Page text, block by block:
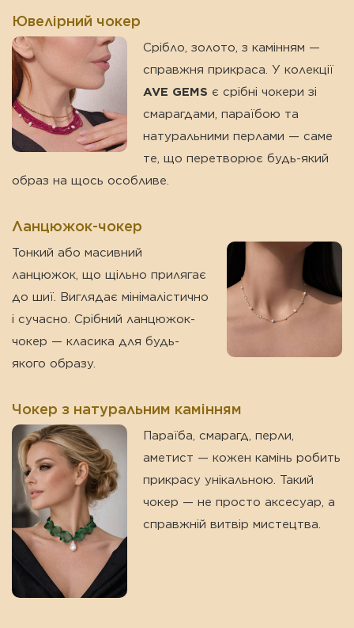
Ювелірний чокер
Срібло, золото, з камінням —
справжня прикраса. У колекції
AVE GEMS є срібні чокери зі
смарагдами, параїбою та
натуральними перлами — саме
те, що перетворює будь-який
образ на щось особливе.
Ланцюжок-чокер
Тонкий або масивний
ланцюжок, що щільно прилягає
до шиї. Виглядає мінімалістично
і сучасно. Срібний ланцюжок-
чокер — класика для будь-
якого образу.
Чокер з натуральним камінням
Параїба, смарагд, перли,
аметист — кожен камінь робить
прикрасу унікальною. Такий
чокер — не просто аксесуар, а
справжній витвір мистецтва.